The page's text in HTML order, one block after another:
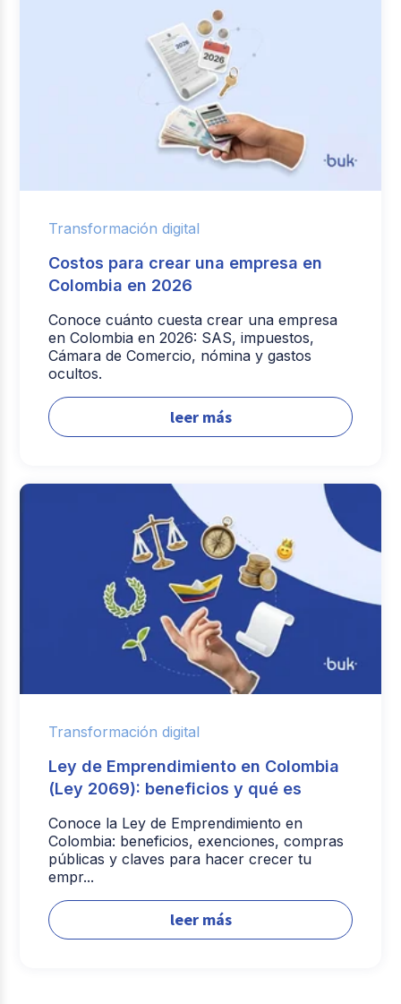
Transformación digital
Costos para crear una empresa en
Colombia en 2026
Conoce cuánto cuesta crear una empresa
en Colombia en 2026: SAS, impuestos,
Cámara de Comercio, nómina y gastos
ocultos.
leer más
Transformación digital
Ley de Emprendimiento en Colombia
(Ley 2069): beneficios y qué es
Conoce la Ley de Emprendimiento en
Colombia: beneficios, exenciones, compras
públicas y claves para hacer crecer tu
empr...
leer más